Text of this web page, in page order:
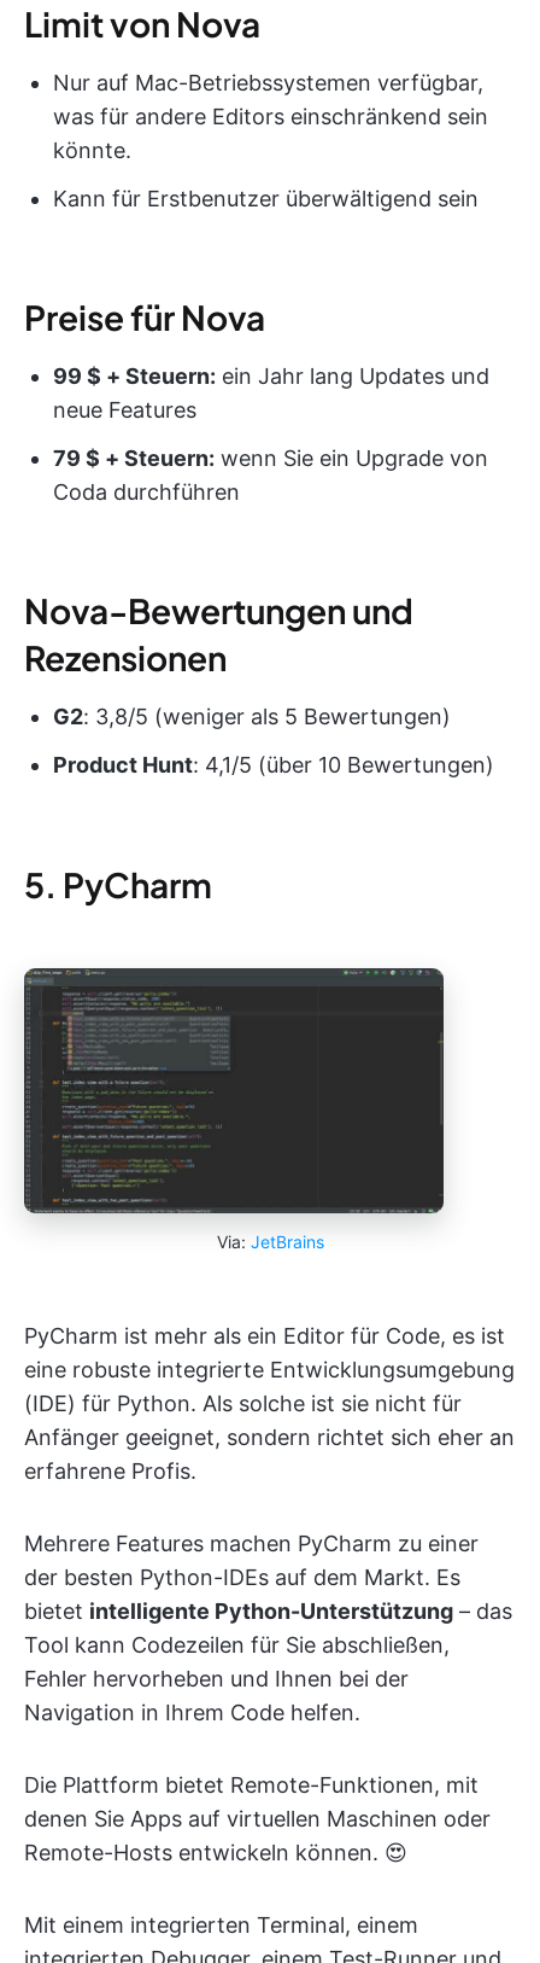
Limit von Nova
Nur auf Mac-Betriebssystemen verfügbar,
was für andere Editors einschränkend sein
könnte.
Kann für Erstbenutzer überwältigend sein
Preise für Nova
99 $ + Steuern: ein Jahr lang Updates und
neue Features
79 $ + Steuern: wenn Sie ein Upgrade von
Coda durchführen
Nova-Bewertungen und
Rezensionen
G2: 3,8/5 (weniger als 5 Bewertungen)
Product Hunt: 4,1/5 (über 10 Bewertungen)
5. PyCharm
Via: JetBrains
PyCharm ist mehr als ein Editor für Code, es ist
eine robuste integrierte Entwicklungsumgebung
(IDE) für Python. Als solche ist sie nicht für
Anfänger geeignet, sondern richtet sich eher an
erfahrene Profis.
Mehrere Features machen PyCharm zu einer
der besten Python-IDEs auf dem Markt. Es
bietet intelligente Python-Unterstützung – das
Tool kann Codezeilen für Sie abschließen,
Fehler hervorheben und Ihnen bei der
Navigation in Ihrem Code helfen.
Die Plattform bietet Remote-Funktionen, mit
denen Sie Apps auf virtuellen Maschinen oder
Remote-Hosts entwickeln können. 😍
Mit einem integrierten Terminal, einem